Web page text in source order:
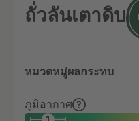
ถั่วลันเตาดิบ
หมวดหมู่ผลกระทบ
ภูมิอากาศ